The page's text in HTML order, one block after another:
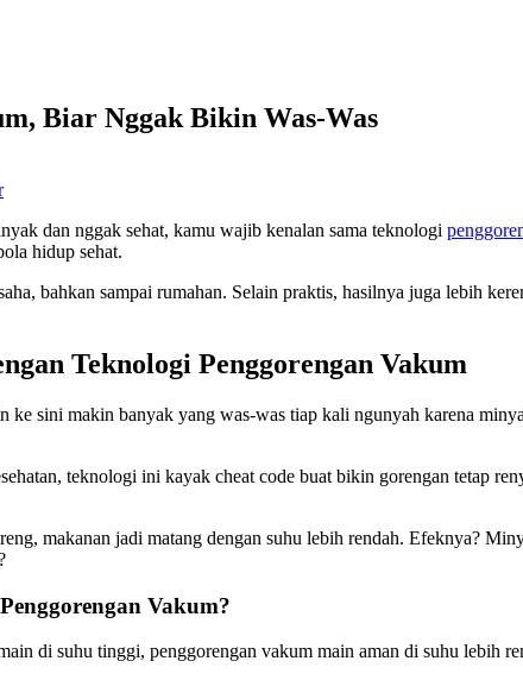
Biar Nggak Bikin Was-Was
dan nggak sehat, kamu wajib kenalan sama teknologi
hidup sehat.
bahkan sampai rumahan. Selain praktis, hasilnya juga lebih
Teknologi Penggorengan Vakum
ke sini makin banyak yang was-was tiap kali ngunyah karena
teknologi ini kayak cheat code buat bikin gorengan tetap
makanan jadi matang dengan suhu lebih rendah. Efeknya?
Vakum?
di suhu tinggi, penggorengan vakum main aman di suhu lebih